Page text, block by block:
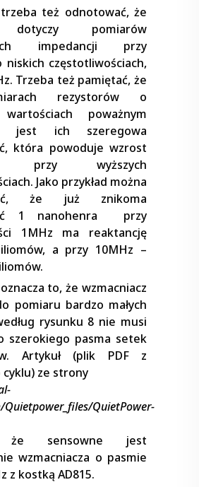
też odnotować, że
dotyczy pomiarów
impedancji przy
niskich częstotliwościach,
Trzeba też pamiętać, że
rezystorów o
poważnym
jest ich szeregowa
która powoduje wzrost
przy wyższych
Jako przykład można
że już znikoma
1 nanohenra przy
1MHz ma reaktancję
a przy 10MHz –
to, że wzmacniacz
pomiaru bardzo małych
rysunku 8 nie musi
szerokiego pasma setek
Artykuł (plik PDF z
ze strony
QuietPower-
że sensowne jest
wzmacniacza o pasmie
z kostką AD815.